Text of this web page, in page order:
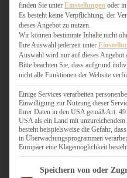
finden Sie unter Einstellungen oder
Es besteht keine Verpflichtung, der
dieses Angebot zu nutzen.
Wir können bestimmte Inhalte nicht
Ihre Auswahl jederzeit unter
Auswahl wird nur auf dieses Angebot
Bitte beachten Sie, dass aufgrund
nicht alle Funktionen der Website
Einige Services verarbeiten
Einwilligung zur Nutzung dieser
Ihrer Daten in den USA gemäß Art.
USA als ein Land mit
besteht beispielsweise die Gefahr,
in Überwachungsprogrammen
Europäer eine Klagemöglichkeit
Im Folgenden finden Sie eine Liste
Speichern von oder